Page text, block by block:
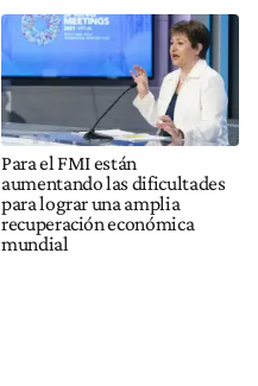
Para el FMI están
aumentando las dificultades
para lograr una amplia
recuperación económica
mundial